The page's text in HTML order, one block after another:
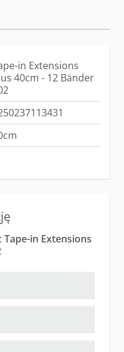
in Extensions
40cm - 12 Bänder
Tape-in Extensions